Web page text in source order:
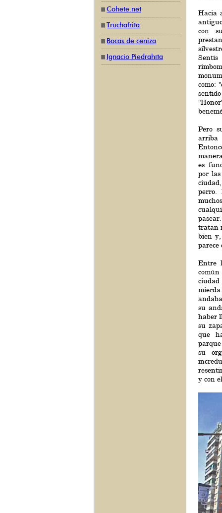
Cohete.net
Truchafrita
Bocas de ceniza
Ignacio Piedrahíta
Hacia
con
como:
Pero
arriba
es
por
perro.
tratan
bien y,
parece
Entre
su
haber
su
que
su
y con